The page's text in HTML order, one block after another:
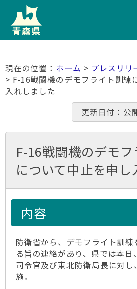
ホーム > プレスリリ
> F-16戦闘機のデモフライト訓練
入れしました
更新日付：公
F-16戦闘機のデモ
について中止を申し
内容
防衛省から、デモフライト訓
る旨の連絡があり、県では本日
司令官及び東北防衛局長に対し
施。